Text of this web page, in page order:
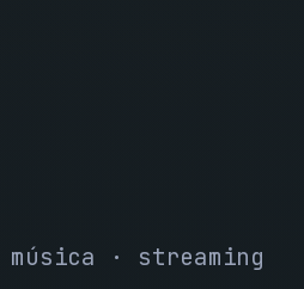
· streaming